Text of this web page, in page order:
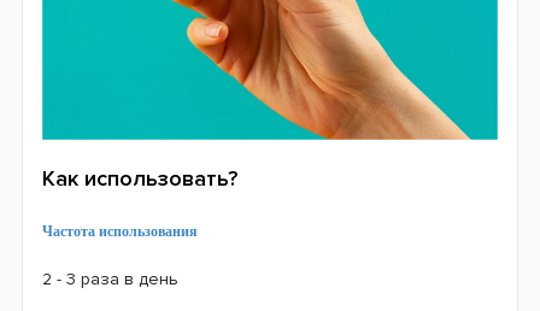
Как использовать?
Частота использования
2 - 3 раза в день